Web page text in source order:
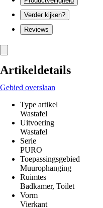
Verder kijken?
Reviews
Artikeldetails
Gebied overslaan
Type artikel
Wastafel
Uitvoering
Wastafel
Serie
PURO
Toepassingsgebied
Muurophanging
Ruimtes
Badkamer, Toilet
Vorm
Vierkant